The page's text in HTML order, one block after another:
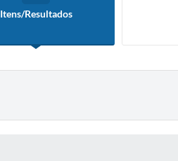
Itens/Resultados